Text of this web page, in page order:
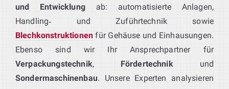
und Entwicklungab: automatisierte Anlagen,
Handling‑ und Zuführtechnik sowie
Blechkonstruktionen für Gehäuse und Einhausungen.
Ebenso sind wir Ihr Ansprechpartner für
Verpackungstechnik, Fördertechnikund
Sondermaschinenbau. Unsere Experten analysieren